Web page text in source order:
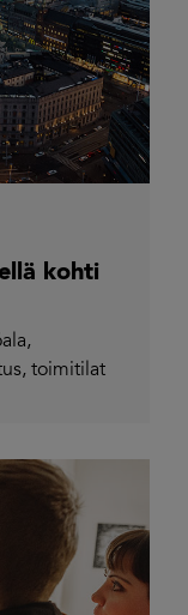
kohti
,
, toimitilat